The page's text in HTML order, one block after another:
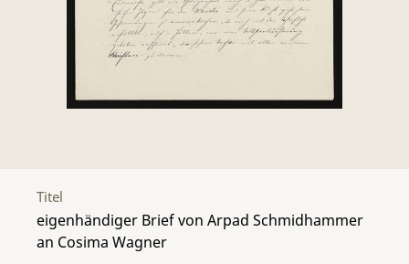
Titel
eigenhändiger Brief von Arpad Schmidhammer
an Cosima Wagner